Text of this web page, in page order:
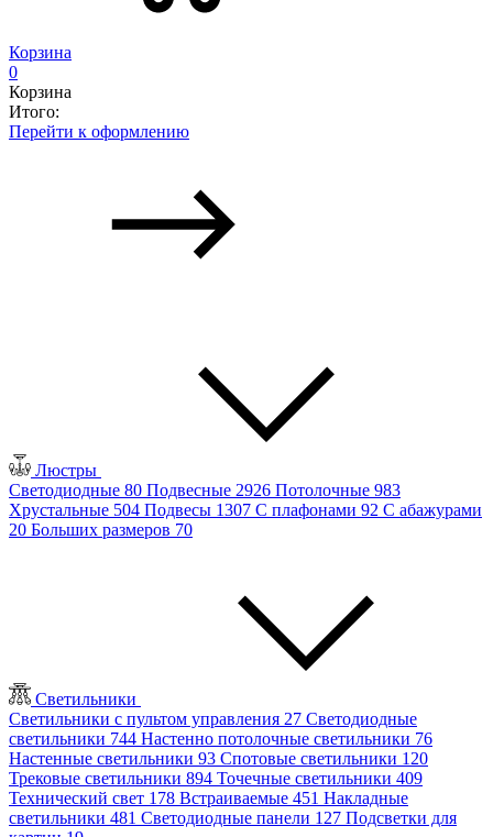
Корзина
0
Корзина
Итого:
Перейти к оформлению
Люстры
Светодиодные 80 Подвесные 2926 Потолочные 983
Хрустальные 504 Подвесы 1307 С плафонами 92 С абажурами
20 Больших размеров 70
Светильники
Светильники с пультом управления 27 Светодиодные
светильники 744 Настенно потолочные светильники 76
Настенные светильники 93 Спотовые светильники 120
Трековые светильники 894 Точечные светильники 409
Технический свет 178 Встраиваемые 451 Накладные
светильники 481 Светодиодные панели 127 Подсветки для